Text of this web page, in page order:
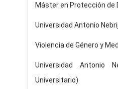
Máster en Protección de
Universidad Antonio
Violencia de Género y
Universidad Antonio
Universitario)